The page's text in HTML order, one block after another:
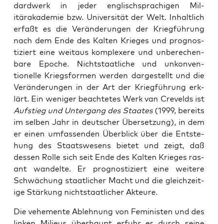
dard­w­erk in jed­er englis­chsprachi­gen Mil­
itärakademie bzw. Uni­ver­sität der Welt. Inhaltlich
erfaßt es die Verän­derun­gen der Kriegführung
nach dem Ende des Kalten Krieges und prog­nos­
tiziert eine weitaus kom­plexere und unberechen­
bare Epoche. Nicht­staatliche und unkon­ven­
tionelle Kriegs­for­men wer­den dargestellt und die
Verän­derun­gen in der Art der Kriegführung erk­
lärt. Ein weniger beachtetes Werk van Crev­elds ist
Auf­stieg und Unter­gang des Staates(1999, bere­its
im sel­ben Jahr in deutsch­er Über­set­zung), in dem
er einen umfassenden Überblick über die Entste­
hung des Staatswe­sens bietet und zeigt, daß
dessen Rolle sich seit Ende des Kalten Krieges ras­
ant wan­delte. Er prog­nos­tiziert eine weit­ere
Schwächung staatlich­er Macht und die gle­ichzeit­
ige Stärkung nicht­staatlich­er Akteure.
Die vehe­mente Ablehnung von Fem­i­nis­ten und des